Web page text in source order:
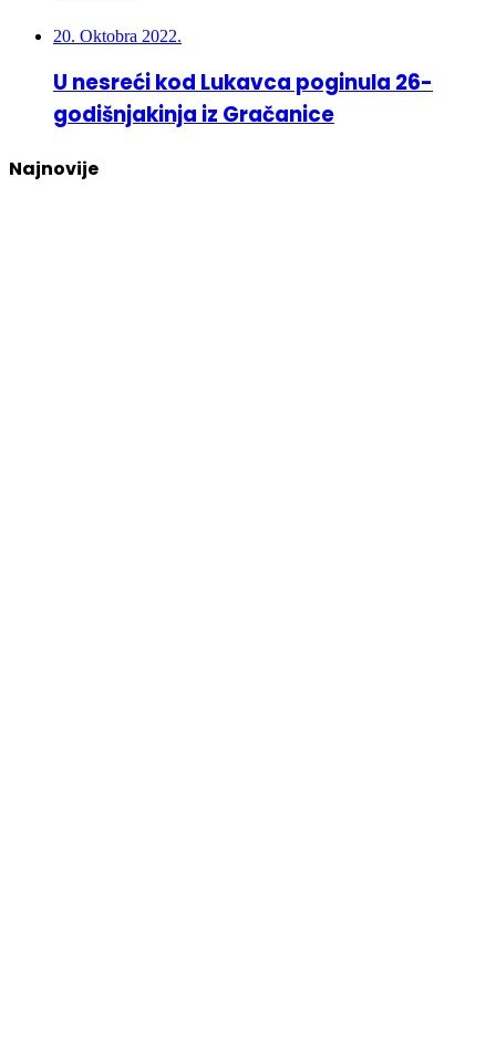
20. Oktobra 2022.
U nesreći kod Lukavca poginula 26-
godišnjakinja iz Gračanice
Najnovije